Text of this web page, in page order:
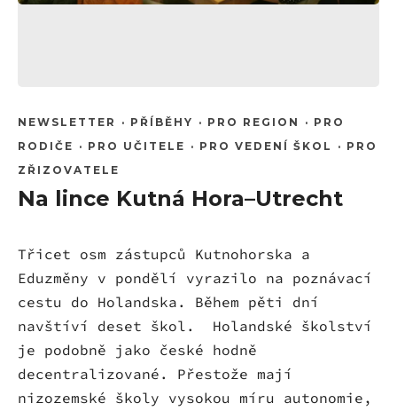
NEWSLETTER · PŘÍBĚHY · PRO REGION · PRO
RODIČE · PRO UČITELE · PRO VEDENÍ ŠKOL · PRO
ZŘIZOVATELE
Na lince Kutná Hora–Utrecht
Třicet osm zástupců Kutnohorska a
Eduzměny v pondělí vyrazilo na poznávací
cestu do Holandska. Během pěti dní
navštíví deset škol. Holandské školství
je podobně jako české hodně
decentralizované. Přestože mají
nizozemské školy vysokou míru autonomie,